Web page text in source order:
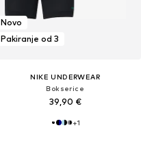
Novo
Pakiranje od 3
NIKE UNDERWEAR
Bokserice
39,90 €
+1